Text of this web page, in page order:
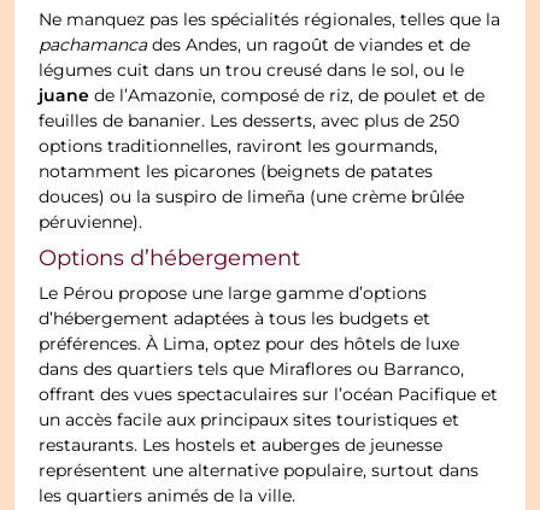
Ne manquez pas les spécialités régionales, telles que la
pachamancades Andes, un ragoût de viandes et de
légumes cuit dans un trou creusé dans le sol, ou le
juane de l’Amazonie, composé de riz, de poulet et de
feuilles de bananier. Les desserts, avec plus de 250
options traditionnelles, raviront les gourmands,
notamment les picarones (beignets de patates
douces) ou la suspiro de limeña (une crème brûlée
péruvienne).
Options d’hébergement
Le Pérou propose une large gamme d’options
d’hébergement adaptées à tous les budgets et
préférences. À Lima, optez pour des hôtels de luxe
dans des quartiers tels que Miraflores ou Barranco,
offrant des vues spectaculaires sur l’océan Pacifique et
un accès facile aux principaux sites touristiques et
restaurants. Les hostels et auberges de jeunesse
représentent une alternative populaire, surtout dans
les quartiers animés de la ville.